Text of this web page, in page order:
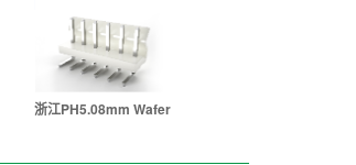
浙江PH5.08mm Wafer